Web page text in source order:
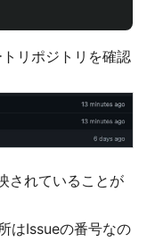
リポジトリを確認
されていることが
はIssueの番号なの